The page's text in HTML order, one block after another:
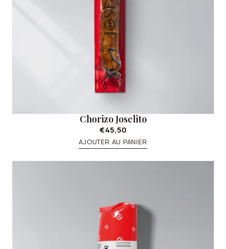
Chorizo Joselito
€45,50
AJOUTER AU PANIER